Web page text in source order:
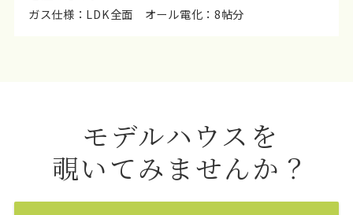
ガス仕様：LDK全面 オール電化：8帖分
モデルハウスを
覗いてみませんか？